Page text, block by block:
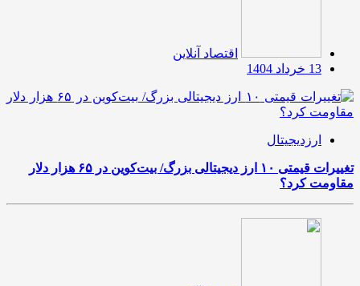
اقتصاد آنلاین
13 خرداد 1404
ارزدیجیتال
تغییرات قیمتی ۱۰ ارز دیجیتالی بزرگ/ بیت‌کوین در ۶۵ هزار دلار
مقاومت کرد؟